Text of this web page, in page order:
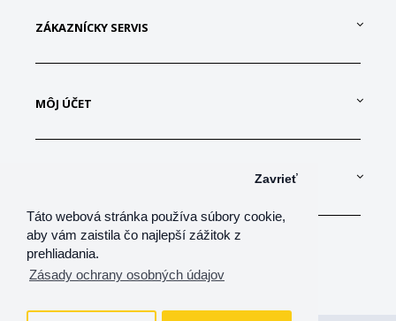
Táto webová stránka používa súbory cookie,
aby vám zaistila čo najlepší zážitok z
prehliadania.
Zásady ochrany osobných údajov
Zavrieť
ZÁKAZNÍCKY SERVIS
MÔJ ÚČET